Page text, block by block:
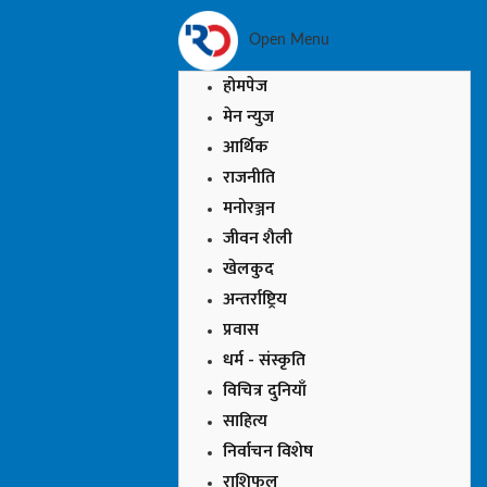
Open Menu
होमपेज
मेन न्युज
आर्थिक
राजनीति
मनोरञ्जन
जीवन शैली
खेलकुद
अन्तर्राष्ट्रिय
प्रवास
धर्म - संस्कृति
विचित्र दुनियाँ
साहित्य
निर्वाचन विशेष